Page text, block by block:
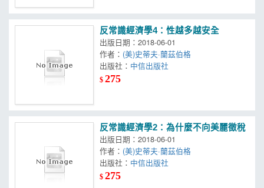
反常識經濟學4：性越多越安全
出版日期：2018-06-01
作者： (美)史蒂夫·蘭茲伯格
出版社： 中信出版社
$275
反常識經濟學2：為什麼不向美麗徵稅
出版日期：2018-06-01
作者： (美)史蒂夫·蘭茲伯格
出版社： 中信出版社
$275